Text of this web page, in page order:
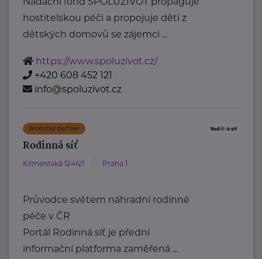
hostitelskou péči a propojuje děti z
dětských domovů se zájemci ...
https://www.spoluzivot.cz/
+420 608 452 121
info@spoluzivot.cz
Bronzový partner
Rodinná síť
Klimentská 1246/1 Praha 1
Průvodce světem náhradní rodinné
péče v ČR
Portál Rodinná síť je přední
informační platforma zaměřená ...